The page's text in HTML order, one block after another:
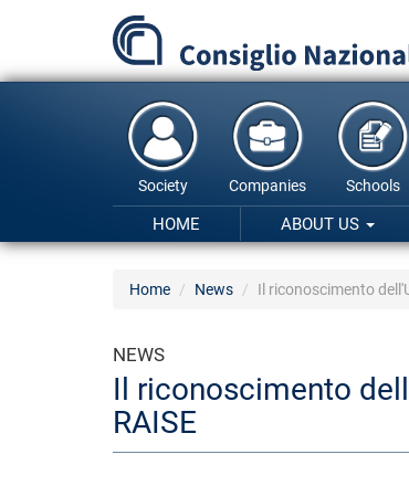
content
Society Companies Schools
HOME ABOUT US
Home News Il riconoscimento
NEWS
Il riconoscimento
RAISE